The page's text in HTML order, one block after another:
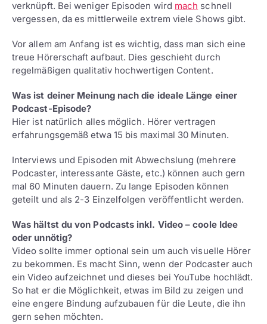
verknüpft. Bei weniger Episoden wird mach schnell
vergessen, da es mittlerweile extrem viele Shows gibt.
Vor allem am Anfang ist es wichtig, dass man sich eine
treue Hörerschaft aufbaut. Dies geschieht durch
regelmäßigen qualitativ hochwertigen Content.
Was ist deiner Meinung nach die ideale Länge einer
Podcast-Episode?
Hier ist natürlich alles möglich. Hörer vertragen
erfahrungsgemäß etwa 15 bis maximal 30 Minuten.
Interviews und Episoden mit Abwechslung (mehrere
Podcaster, interessante Gäste, etc.) können auch gern
mal 60 Minuten dauern. Zu lange Episoden können
geteilt und als 2-3 Einzelfolgen veröffentlicht werden.
Was hältst du von Podcasts inkl. Video – coole Idee
oder unnötig?
Video sollte immer optional sein um auch visuelle Hörer
zu bekommen. Es macht Sinn, wenn der Podcaster auch
ein Video aufzeichnet und dieses bei YouTube hochlädt.
So hat er die Möglichkeit, etwas im Bild zu zeigen und
eine engere Bindung aufzubauen für die Leute, die ihn
gern sehen möchten.